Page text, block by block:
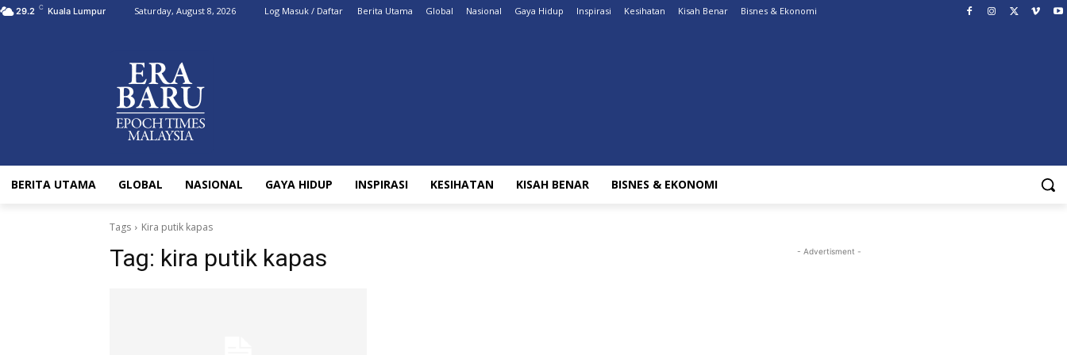
29.2 C Kuala Lumpur Saturday, August 8, 2026 Log Masuk / Daftar Berita Utama Global Nasional Gaya Hidup Inspirasi Kesihatan Kisah Benar Bisnes & Ekonomi
BERITA UTAMA GLOBAL NASIONAL GAYA HIDUP INSPIRASI KESIHATAN KISAH BENAR BISNES & EKONOMI
Tags Kira putik kapas
Tag: kira putik kapas - Advertisment -